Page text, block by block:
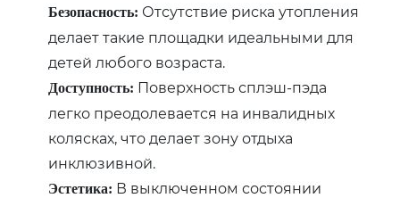
Безопасность: Отсутствие риска утопления
делает такие площадки идеальными для
детей любого возраста.
Доступность: Поверхность сплэш-пэда
легко преодолевается на инвалидных
колясках, что делает зону отдыха
инклюзивной.
Эстетика: В выключенном состоянии